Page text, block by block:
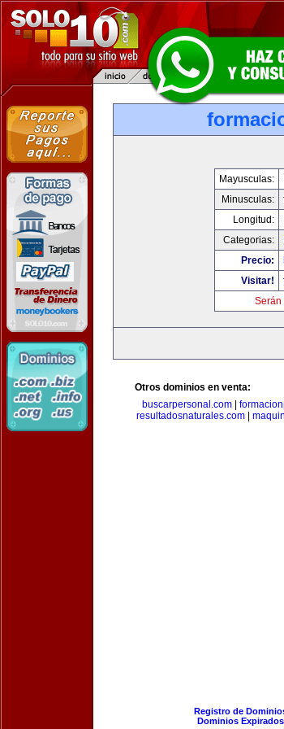
Mayusculas:
Minusculas:
Longitud:
Categorias:
Precio:
Visitar!
Serán
Otros dominios en venta:
buscarpersonal.com|
resultadosnaturales.com|
Registro de
Dominios Expirados